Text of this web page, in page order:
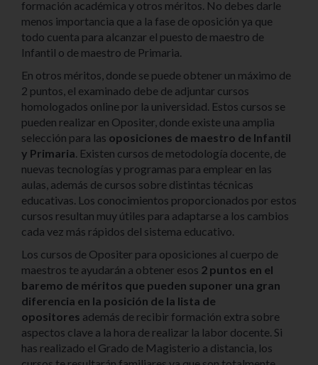
formación académica y otros méritos. No debes darle
menos importancia que a la fase de oposición ya que
todo cuenta para alcanzar el puesto de maestro de
Infantil o de maestro de Primaria.
En otros méritos, donde se puede obtener un máximo de
2 puntos, el examinado debe de adjuntar cursos
homologados online por la universidad. Estos cursos se
pueden realizar en Opositer, donde existe una amplia
selección para las oposiciones de maestro de Infantil
y Primaria. Existen cursos de metodología docente, de
nuevas tecnologías y programas para emplear en las
aulas, además de cursos sobre distintas técnicas
educativas. Los conocimientos proporcionados por estos
cursos resultan muy útiles para adaptarse a los cambios
cada vez más rápidos del sistema educativo.
Los cursos de Opositer para oposiciones al cuerpo de
maestros te ayudarán a obtener esos 2 puntos en el
baremo de méritos que pueden suponer una gran
diferencia en la posición de la lista de
opositores además de recibir formación extra sobre
aspectos clave a la hora de realizar la labor docente. Si
has realizado el Grado de Magisterio a distancia, los